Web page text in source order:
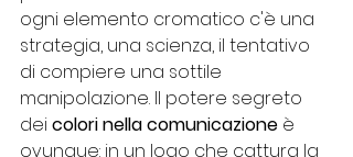
ogni elemento cromatico c'è una
strategia, una scienza, il tentativo
di compiere una sottile
manipolazione. Il potere segreto
dei colori nella comunicazione è
ovunque: in un logo che cattura la